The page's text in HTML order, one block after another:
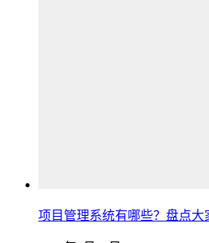
项目管理系统有哪些？盘点大